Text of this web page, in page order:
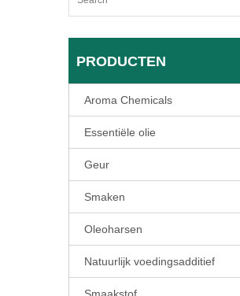
PRODUCTEN
Aroma Chemicals
Essentiële olie
Geur
Smaken
Oleoharsen
Natuurlijk voedingsadditief